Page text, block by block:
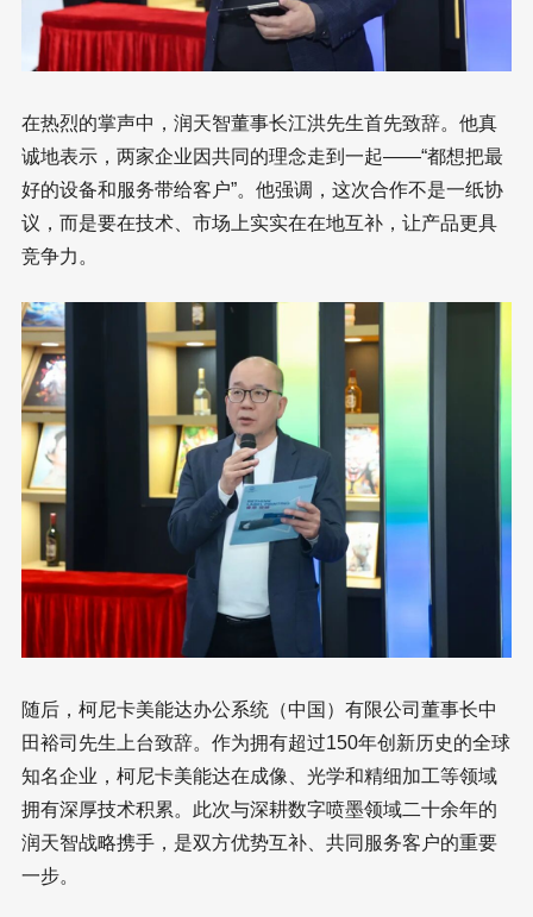
在热烈的掌声中，润天智董事长江洪先生首先致辞。他真
诚地表示，两家企业因共同的理念走到一起——“都想把最
好的设备和服务带给客户”。他强调，这次合作不是一纸协
议，而是要在技术、市场上实实在在地互补，让产品更具
竞争力。
随后，柯尼卡美能达办公系统（中国）有限公司董事长中
田裕司先生上台致辞。作为拥有超过150年创新历史的全球
知名企业，柯尼卡美能达在成像、光学和精细加工等领域
拥有深厚技术积累。此次与深耕数字喷墨领域二十余年的
润天智战略携手，是双方优势互补、共同服务客户的重要
一步。